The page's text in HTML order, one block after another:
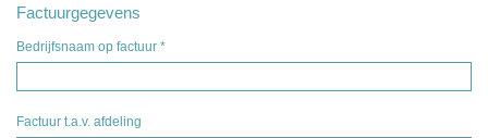
Factuurgegevens
Bedrijfsnaam op factuur *
Factuur t.a.v. afdeling